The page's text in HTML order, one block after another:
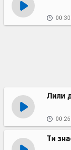
00:30
Лили
00:26
Ти